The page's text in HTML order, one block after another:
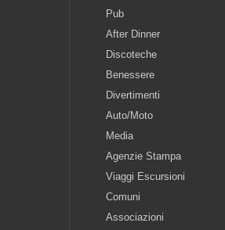
Pub
After Dinner
Discoteche
Benessere
Divertimenti
Auto/Moto
Media
Agenzie Stampa
Viaggi Escursioni
Comuni
Associazioni